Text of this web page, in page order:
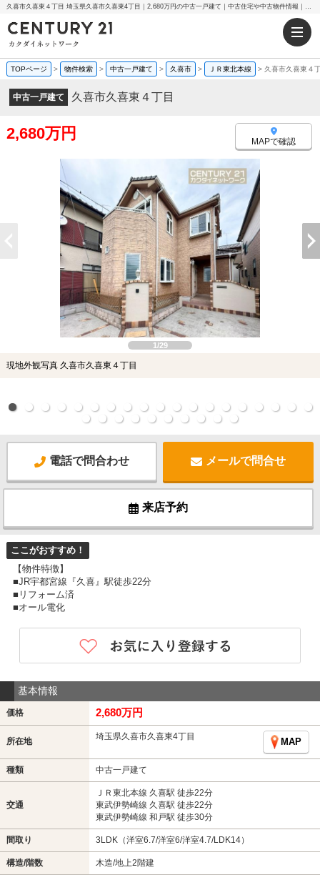
久喜市久喜東４丁目 埼玉県久喜市久喜東4丁目｜2,680万円の中古一戸建て｜中古住宅や中古物件情報｜センチュリー21カクダイネットワーク
TOPページ > 物件検索 > 中古一戸建て > 久喜市 > ＪＲ東北本線 > 久喜市久喜東４
中古一戸建て 久喜市久喜東４丁目
2,680万円 MAPで確認
1/29
現地外観写真 久喜市久喜東４丁目
電話で問合わせ メールで問合せ
来店予約
ここがおすすめ！
【物件特徴】
■JR宇都宮線『久喜』駅徒歩22分
■リフォーム済
■オール電化
基本情報
価格 2,680万円
所在地 埼玉県久喜市久喜東4丁目
MAP
種類 中古一戸建て
交通
ＪＲ東北本線 久喜駅 徒歩22分
東武伊勢崎線 久喜駅 徒歩22分
東武伊勢崎線 和戸駅 徒歩30分
間取り 3LDK（洋室6.7/洋室6/洋室4.7/LDK14）
構造/階数 木造/地上2階建